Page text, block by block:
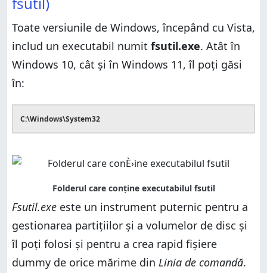
Care metodă ți se pare cea mai ușoară?
generator de fișiere false dintr-o terță parte
Care metodă ți se pare cea mai ușoară?
Toate versiunile de Windows, începând cu Vista,
includ un executabil numit fsutil.exe. Atât în
Windows 10, cât și în Windows 11, îl poți găsi
în:
C:\Windows\System32
Fsutil.exe este un instrument puternic pentru a
gestionarea partițiilor și a volumelor de disc și
îl poți folosi și pentru a crea rapid fișiere
dummy de orice mărime din Linia de comandă.